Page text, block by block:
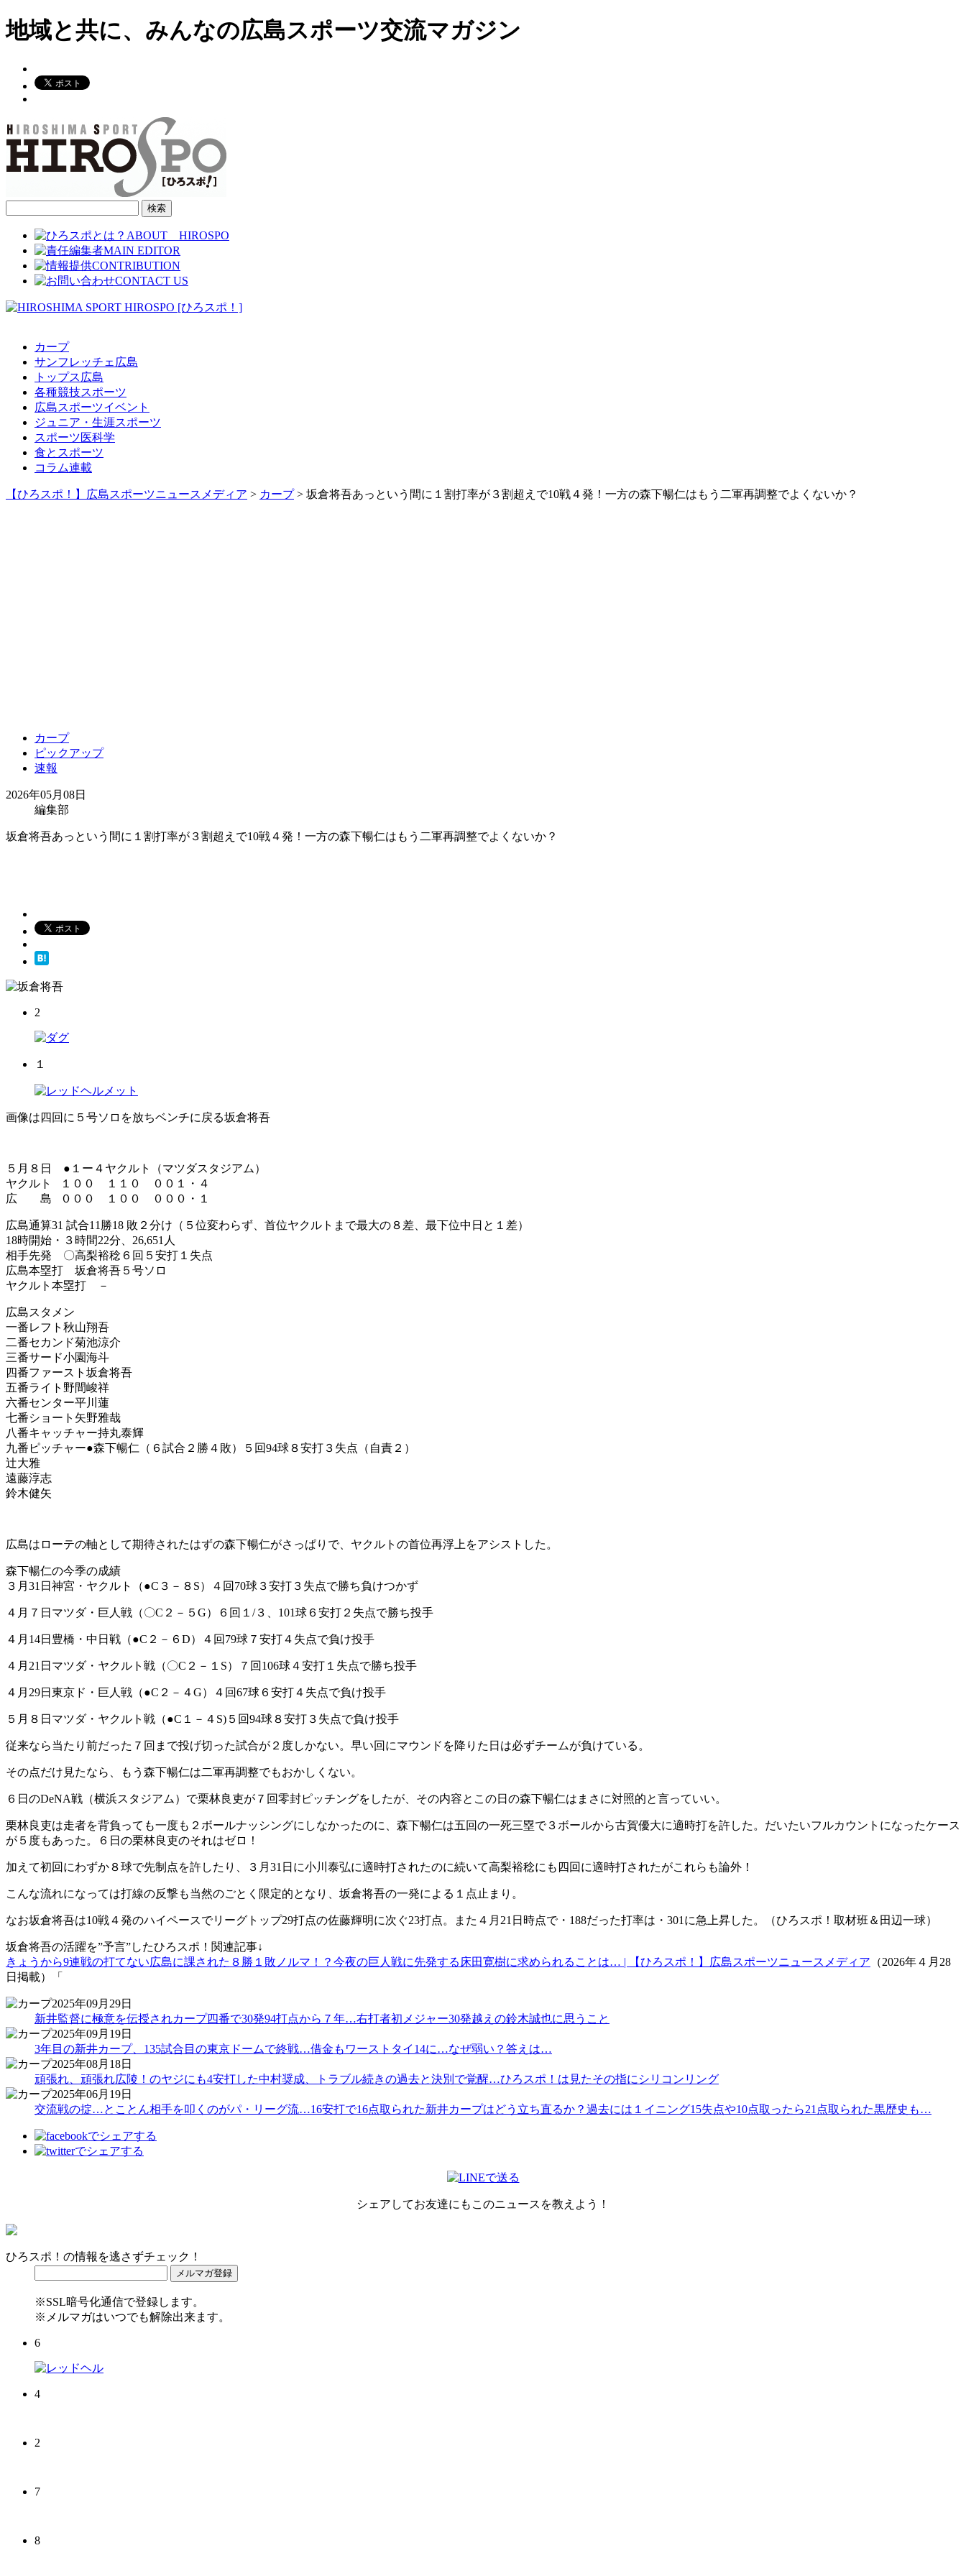
地域と共に、みんなの広島スポーツ交流マガジン
カープ
サンフレッチェ広島
トップス広島
各種競技スポーツ
広島スポーツイベント
ジュニア・生涯スポーツ
スポーツ医科学
食とスポーツ
コラム連載
【ひろスポ！】広島スポーツニュースメディア > カープ> 坂倉将吾あっという間に１割打率が３割超えで10戦４発！一方の森下暢仁はもう二軍再調整でよくないか？
カープ
ピックアップ
速報
2026年05月08日
編集部
坂倉将吾あっという間に１割打率が３割超えで10戦４発！一方の森下暢仁はもう二軍再調整でよくないか？
2
１
画像は四回に５号ソロを放ちベンチに戻る坂倉将吾
５月８日 ●１ー４ヤクルト（マツダスタジアム）
ヤクルト １００ １１０ ００１・４
広 島 ０００ １００ ０００・１
広島通算31 試合11勝18 敗２分け（５位変わらず、首位ヤクルトまで最大の８差、最下位中日と１差）
18時開始・３時間22分、26,651人
相手先発 〇高梨裕稔６回５安打１失点
広島本塁打 坂倉将吾５号ソロ
ヤクルト本塁打 －
広島スタメン
一番レフト秋山翔吾
二番セカンド菊池涼介
三番サード小園海斗
四番ファースト坂倉将吾
五番ライト野間峻祥
六番センター平川蓮
七番ショート矢野雅哉
八番キャッチャー持丸泰輝
九番ピッチャー●森下暢仁（６試合２勝４敗）５回94球８安打３失点（自責２）
辻大雅
遠藤淳志
鈴木健矢
広島はローテの軸として期待されたはずの森下暢仁がさっぱりで、ヤクルトの首位再浮上をアシストした。
森下暢仁の今季の成績
３月31日神宮・ヤクルト（●C３－８S）４回70球３安打３失点で勝ち負けつかず
４月７日マツダ・巨人戦（〇C２－５G）６回１/３、101球６安打２失点で勝ち投手
４月14日豊橋・中日戦（●C２－６D）４回79球７安打４失点で負け投手
４月21日マツダ・ヤクルト戦（〇C２－１S）７回106球４安打１失点で勝ち投手
４月29日東京ド・巨人戦（●C２－４G）４回67球６安打４失点で負け投手
５月８日マツダ・ヤクルト戦（●C１－４S)５回94球８安打３失点で負け投手
従来なら当たり前だった７回まで投げ切った試合が２度しかない。早い回にマウンドを降りた日は必ずチームが負けている。
その点だけ見たなら、もう森下暢仁は二軍再調整でもおかしくない。
６日のDeNA戦（横浜スタジアム）で栗林良吏が７回零封ピッチングをしたが、その内容とこの日の森下暢仁はまさに対照的と言っていい。
栗林良吏は走者を背負っても一度も２ボールナッシングにしなかったのに、森下暢仁は五回の一死三塁で３ボールから古賀優大に適時打を許した。だいたいフルカウントになったケース
が５度もあった。６日の栗林良吏のそれはゼロ！
加えて初回にわずか８球で先制点を許したり、３月31日に小川泰弘に適時打されたのに続いて高梨裕稔にも四回に適時打されたがこれらも論外！
こんな流れになっては打線の反撃も当然のごとく限定的となり、坂倉将吾の一発による１点止まり。
なお坂倉将吾は10戦４発のハイペースでリーグトップ29打点の佐藤輝明に次ぐ23打点。また４月21日時点で・188だった打率は・301に急上昇した。（ひろスポ！取材班＆田辺一球）
坂倉将吾の活躍を”予言”したひろスポ！関連記事↓
きょうから9連戦の打てない広島に課された８勝１敗ノルマ！？今夜の巨人戦に先発する床田寛樹に求められることは… | 【ひろスポ！】広島スポーツニュースメディア （2026年４月28
日掲載）「
2025年09月29日
新井監督に極意を伝授されカープ四番で30発94打点から７年…右打者初メジャー30発越えの鈴木誠也に思うこと
2025年09月19日
3年目の新井カープ、135試合目の東京ドームで終戦…借金もワーストタイ14に…なぜ弱い？答えは…
2025年08月18日
頑張れ、頑張れ広陵！のヤジにも4安打した中村奨成、トラブル続きの過去と決別で覚醒…ひろスポ！は見たその指にシリコンリング
2025年06月19日
交流戦の掟…とことん相手を叩くのがパ・リーグ流…16安打で16点取られた新井カープはどう立ち直るか？過去には１イニング15失点や10点取ったら21点取られた黒歴史も…
シェアしてお友達にもこのニュースを教えよう！
ひろスポ！の情報を逃さずチェック！
※SSL暗号化通信で登録します。
※メルマガはいつでも解除出来ます。
6
4
2
7
8